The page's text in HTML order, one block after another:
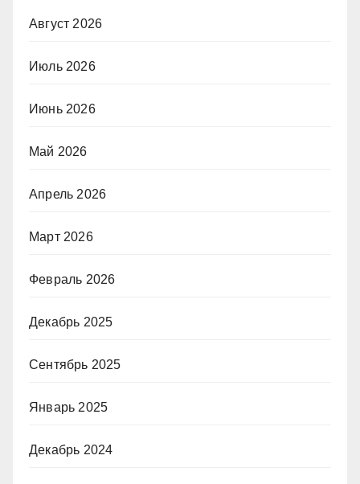
Август 2026
Июль 2026
Июнь 2026
Май 2026
Апрель 2026
Март 2026
Февраль 2026
Декабрь 2025
Сентябрь 2025
Январь 2025
Декабрь 2024